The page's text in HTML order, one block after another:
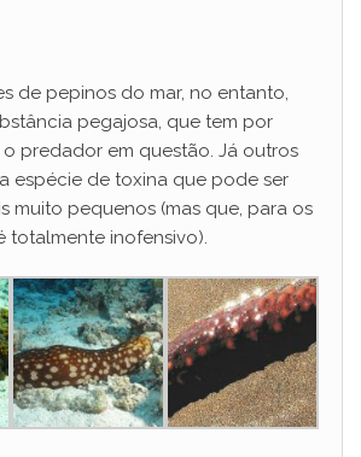
de pepinos do mar, no entanto,
pegajosa, que tem por
predador em questão. Já outros
espécie de toxina que pode ser
muito pequenos (mas que, para os
totalmente inofensivo).